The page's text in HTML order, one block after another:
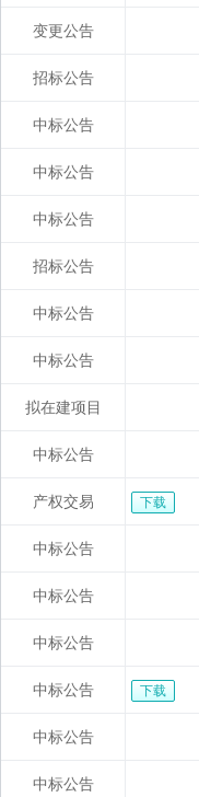
变更公告
招标公告
中标公告
中标公告
中标公告
招标公告
中标公告
中标公告
拟在建项目
中标公告
产权交易 下载
中标公告
中标公告
中标公告
中标公告 下载
中标公告
中标公告